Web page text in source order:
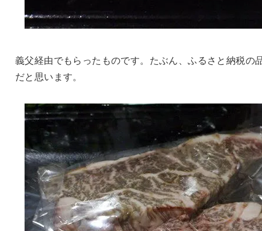
義父経由でもらったものです。たぶん、ふるさと納税の
だと思います。